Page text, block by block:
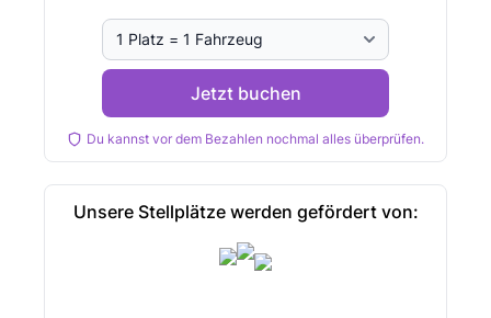
Jetzt buchen
Du kannst vor dem Bezahlen nochmal alles überprüfen.
Unsere Stellplätze werden gefördert von: